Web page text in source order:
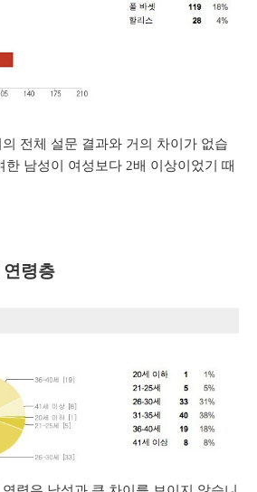
전체 설문 결과와 거의 차이가 없습
한 남성이 여성보다 2배 이상이었기 때
연령층